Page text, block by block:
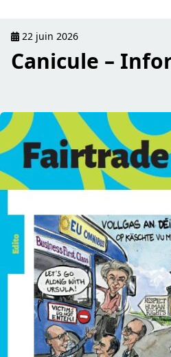
22 juin 2026
Canicule –
read Fairtrade News – Abrëll 2026